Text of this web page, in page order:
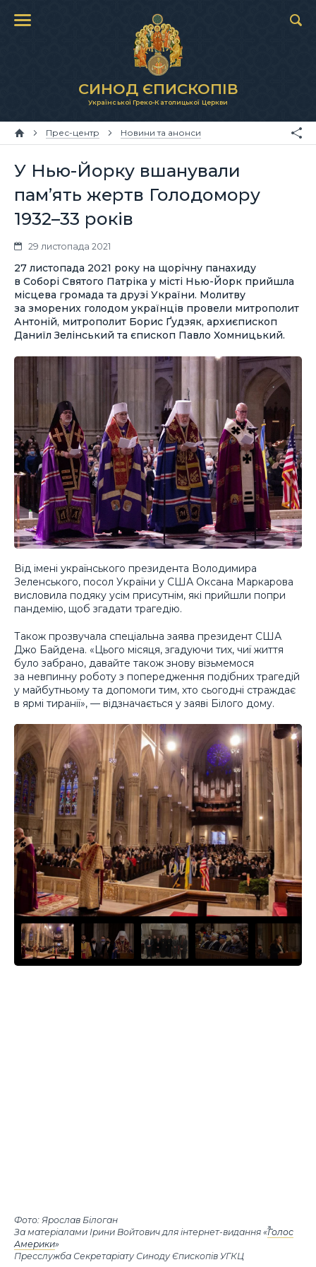
СИНОД ЄПИСКОПІВ
Української Греко-Католицької Церкви
Прес-центр Новини та анонси
У Нью-Йорку вшанували
пам’ять жертв Голодомору
1932–33 років
29 листопада 2021
27 листопада 2021 року на щорічну панахиду
в Соборі Святого Патріка у місті Нью-Йорк прийшла
місцева громада та друзі України. Молитву
за зморених голодом українців провели митрополит
Антоній, митрополит Борис Ґудзяк, архиєпископ
Даниїл Зелінський та єпископ Павло Хомницький.
Від імені українського президента Володимира
Зеленського, посол України у США Оксана Маркарова
висловила подяку усім присутнім, які прийшли попри
пандемію, щоб згадати трагедію.
Також прозвучала спеціальна заява президент США
Джо Байдена. «Цього місяця, згадуючи тих, чиї життя
було забрано, давайте також знову візьмемося
за невпинну роботу з попередження подібних трагедій
у майбутньому та допомоги тим, хто сьогодні страждає
в ярмі тиранії», — відзначається у заяві Білого дому.
Фото: Ярослав Білоган
За матеріалами Ірини Войтович для інтернет-видання «Голос
Америки»
Пресслужба Секретаріату Синоду Єпископів УГКЦ